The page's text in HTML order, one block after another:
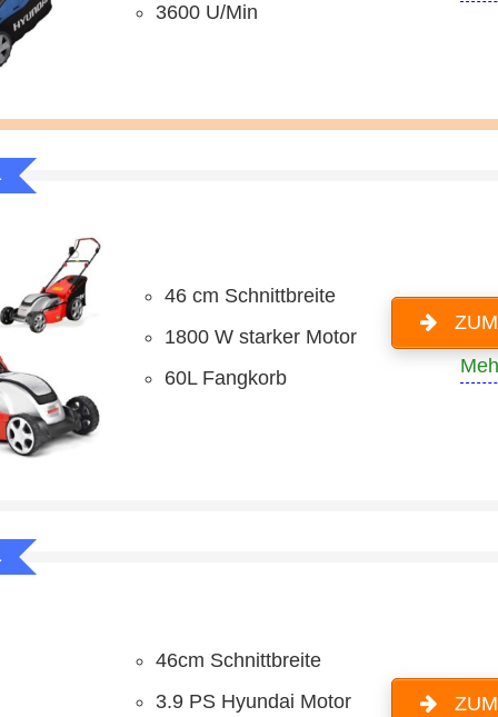
3600 U/Min
46 cm Schnittbreite
1800 W starker Motor
60L Fangkorb
46cm Schnittbreite
3.9 PS Hyundai Motor